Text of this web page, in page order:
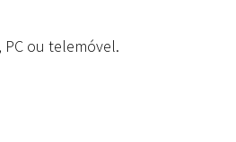
ou telemóvel.